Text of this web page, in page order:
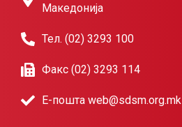
Македонија
Тел. (02) 3293 100
Факс (02) 3293 114
Е-пошта web@sdsm.org.mk